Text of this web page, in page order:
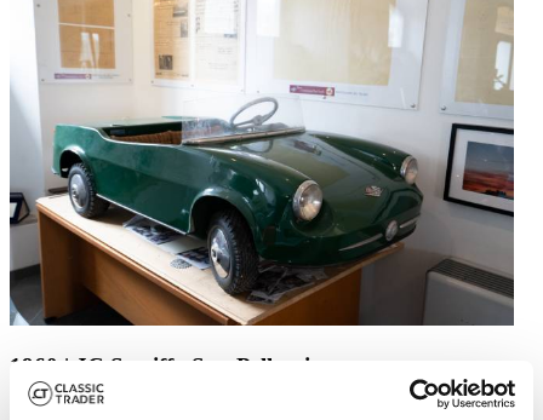
1960 | JC Sceriffa San Pellegrino
SAN PELLEGRINO JC Sceriffa 1960-1970